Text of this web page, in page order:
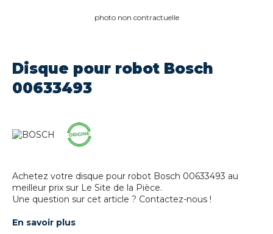
photo non contractuelle
Disque pour robot Bosch
00633493
Achetez votre disque pour robot Bosch 00633493 au
meilleur prix sur Le Site de la Pièce.
Une question sur cet article ? Contactez-nous !
En savoir plus